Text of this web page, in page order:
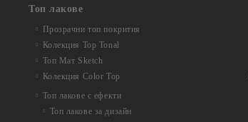
Топ лакове
Прозрачни топ покрития
Колекция Top Tonal
Топ Мат Sketch
Колекция Color Top
Топ лакове с ефекти
Топ лакове за дизайн